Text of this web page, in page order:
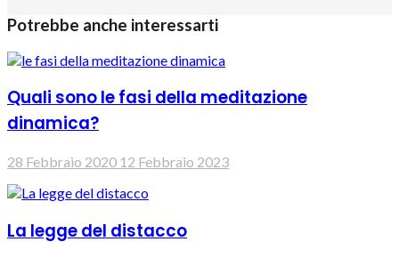
Potrebbe anche interessarti
Quali sono le fasi della meditazione
dinamica?
28 Febbraio 2020 12 Febbraio 2023
La legge del distacco